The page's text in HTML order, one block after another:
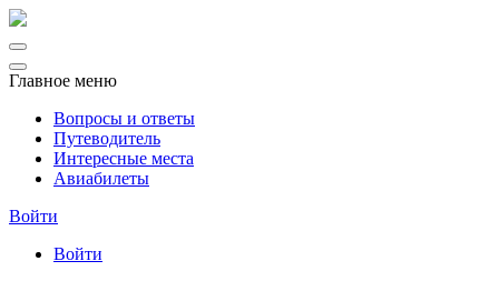
Главное меню
Вопросы и ответы
Путеводитель
Интересные места
Авиабилеты
Войти
Войти